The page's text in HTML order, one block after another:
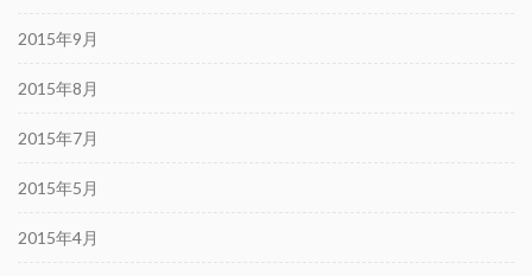
2015年9月
2015年8月
2015年7月
2015年5月
2015年4月